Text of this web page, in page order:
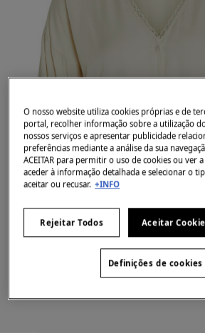
O nosso website utiliza cookies próprias e de
portal, recolher informação sobre a utilização
nossos serviços e apresentar publicidade
preferências mediante a análise da sua
ACEITAR para permitir o uso de cookies ou ver
aceder à informação detalhada e selecionar o
aceitar ou recusar. +INFO
Rejeitar Todos Aceitar
Definições de cookies